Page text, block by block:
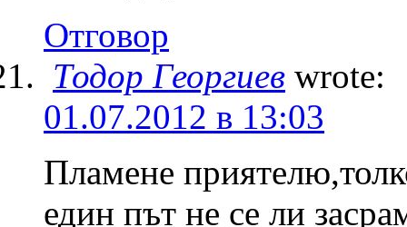
Отговор
Тодор Георгиев wrote:
01.07.2012 в 13:03
Пламене
един път не се ли